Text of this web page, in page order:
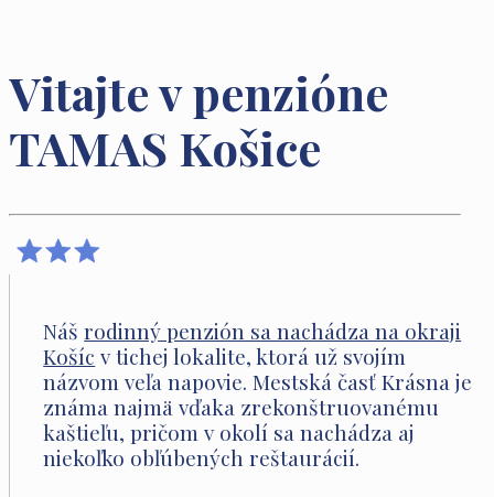
Vitajte v penzióne
TAMAS Košice
Nášrodinný penzión sa nachádza na okraji
Košíc v tichej lokalite, ktorá už svojím
názvom veľa napovie. Mestská časť Krásna je
známa najmä vďaka zrekonštruovanému
kaštieľu, pričom v okolí sa nachádza aj
niekoľko obľúbených reštaurácií.